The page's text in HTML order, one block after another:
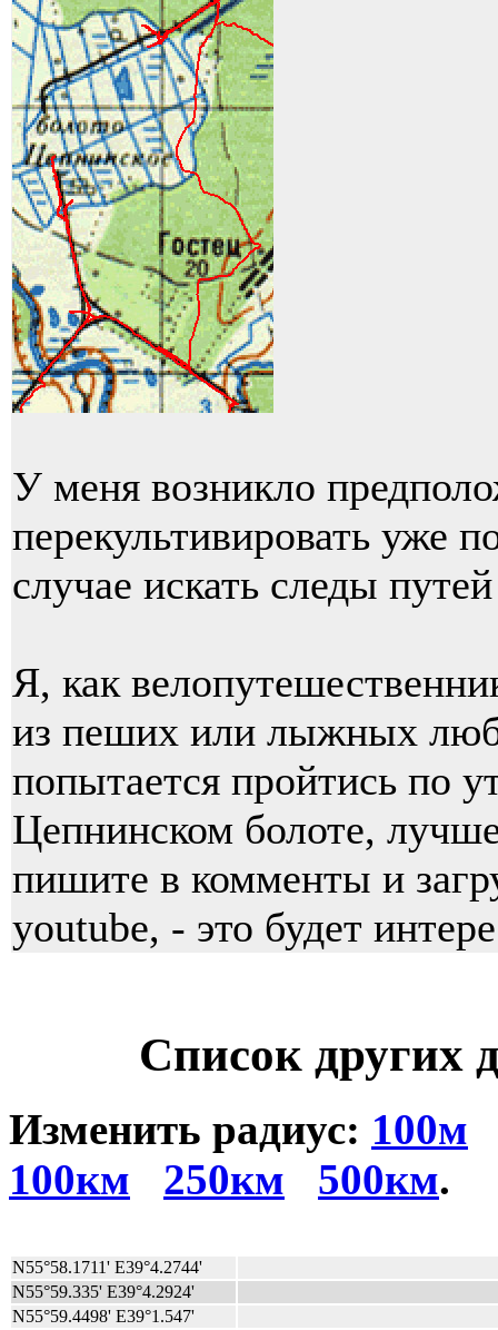
У меня возникло
перекультивировать уже
случае искать следы
Я, как
из пеших или лыжных
попытается пройтись по
Цепнинском болоте,
пишите в комменты и
youtube, - это будет
Список других
Изменить радиус: 100м
100км
250км 500км.
N55°58.1711' E39°4.2744'
N55°59.335' E39°4.2924'
N55°59.4498' E39°1.547'